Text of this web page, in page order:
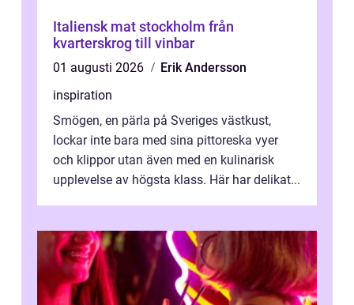
Italiensk mat stockholm från
kvarterskrog till vinbar
01 augusti 2026
Erik Andersson
inspiration
Smögen, en pärla på Sveriges västkust,
lockar inte bara med sina pittoreska vyer
och klippor utan även med en kulinarisk
upplevelse av högsta klass. Här har delikat...